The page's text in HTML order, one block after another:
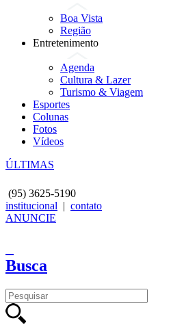
Boa Vista
Região
Entretenimento
Agenda
Cultura & Lazer
Turismo & Viagem
Esportes
Colunas
Fotos
Vídeos
ÚLTIMAS
(95) 3625-5190
institucional | contato
ANUNCIE
Busca